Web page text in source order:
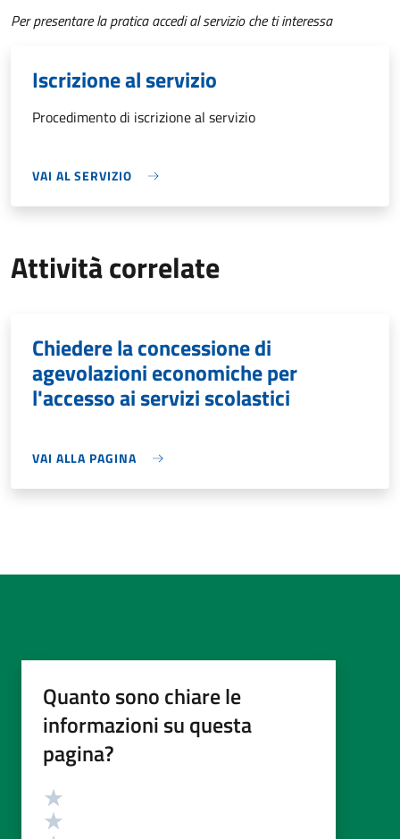
Per presentare la pratica accedi al servizio che ti interessa
Iscrizione al servizio
Procedimento di iscrizione al servizio
VAI AL SERVIZIO
Attività correlate
Chiedere la concessione di
agevolazioni economiche per
l'accesso ai servizi scolastici
VAI ALLA PAGINA
Quanto sono chiare le
informazioni su questa
pagina?
Valutazione